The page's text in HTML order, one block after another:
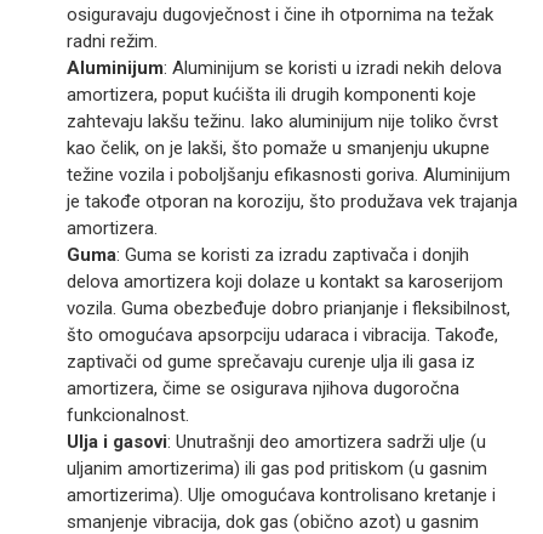
osiguravaju dugovječnost i čine ih otpornima na težak
radni režim.
Aluminijum: Aluminijum se koristi u izradi nekih delova
amortizera, poput kućišta ili drugih komponenti koje
zahtevaju lakšu težinu. Iako aluminijum nije toliko čvrst
kao čelik, on je lakši, što pomaže u smanjenju ukupne
težine vozila i poboljšanju efikasnosti goriva. Aluminijum
je takođe otporan na koroziju, što produžava vek trajanja
amortizera.
Guma: Guma se koristi za izradu zaptivača i donjih
delova amortizera koji dolaze u kontakt sa karoserijom
vozila. Guma obezbeđuje dobro prianjanje i fleksibilnost,
što omogućava apsorpciju udaraca i vibracija. Takođe,
zaptivači od gume sprečavaju curenje ulja ili gasa iz
amortizera, čime se osigurava njihova dugoročna
funkcionalnost.
Ulja i gasovi: Unutrašnji deo amortizera sadrži ulje (u
uljanim amortizerima) ili gas pod pritiskom (u gasnim
amortizerima). Ulje omogućava kontrolisano kretanje i
smanjenje vibracija, dok gas (obično azot) u gasnim